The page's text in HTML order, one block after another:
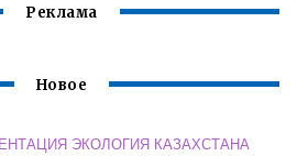
ЯВЛЯЕТСЯ
Реклама
Новое
ЭКОЛОГИЯ КАЗАХСТАНА